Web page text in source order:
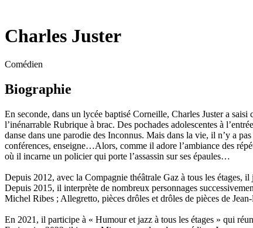
Charles Juster
Comédien
Biographie
En seconde, dans un lycée baptisé Corneille, Charles Juster a
l’inénarrable Rubrique à brac. Des pochades adolescentes à
danse dans une parodie des Inconnus. Mais dans la vie, il n’y a
conférences, enseigne…Alors, comme il adore l’ambiance des
où il incarne un policier qui porte l’assassin sur ses épaules…
Depuis 2012, avec la Compagnie théâtrale Gaz à tous les étages, il
Depuis 2015, il interprète de nombreux personnages
Michel Ribes ; Allegretto, pièces drôles et drôles de pièces de
En 2021, il participe à « Humour et jazz à tous les étages » qui